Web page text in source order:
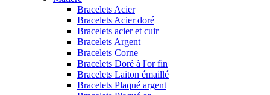
Bracelets Acier
Bracelets Acier doré
Bracelets acier et cuir
Bracelets Argent
Bracelets Corne
Bracelets Doré à l'or fin
Bracelets Laiton émaillé
Bracelets Plaqué argent